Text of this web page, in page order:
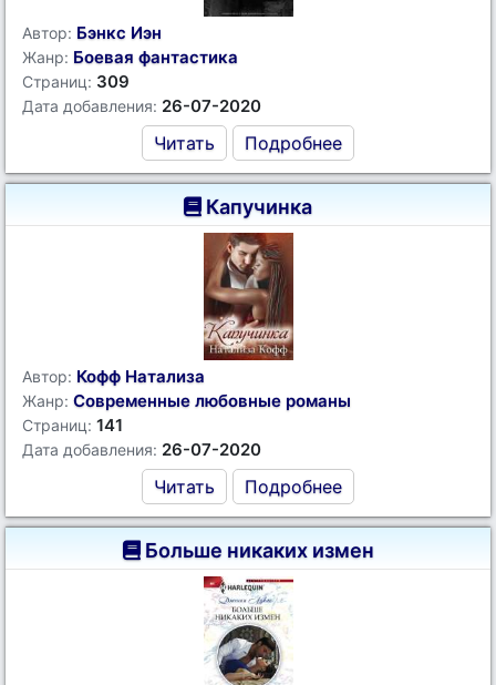
Автор: Бэнкс Иэн
Жанр: Боевая фантастика
Страниц: 309
Дата добавления: 26-07-2020
Читать Подробнее
Капучинка
Автор: Кофф Натализа
Жанр: Современные любовные романы
Страниц: 141
Дата добавления: 26-07-2020
Читать Подробнее
Больше никаких измен